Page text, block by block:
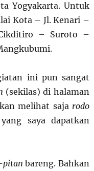
Yogyakarta. Untuk
Kota – Jl. Kenari –
– Suroto –
ini pun sangat
(sekilas) di halaman
melihat saja rodo
saya dapatkan
bareng. Bahkan